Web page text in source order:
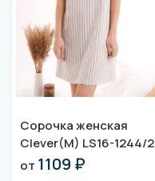
Сорочка женская
Clever(M) LS16-1244/2
от 1109 ₽